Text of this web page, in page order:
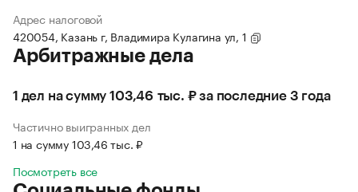
Адрес налоговой
420054, Казань г, Владимира Кулагина ул, 1
Арбитражные дела
1 дел на сумму 103,46 тыс. ₽ за последние 3 года
Частично выигранных дел
1 на сумму 103,46 тыс. ₽
Посмотреть все